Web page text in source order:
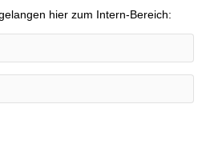
hier zum Intern-Bereich: